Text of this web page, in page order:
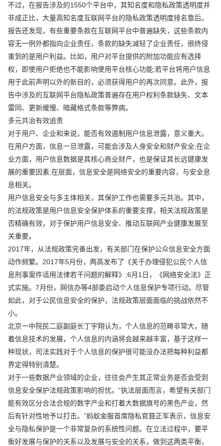
不过，在报告涉及的1550个平台中，其知名度和隐私政策透明度并
非成正比，大量高知名度互联网平台的隐私政策透明度排名靠后。
报告还发现，有些重要条款在互联网平台中普遍缺失，这些条款内
容无一例外都指向企业责任，条款的缺失减轻了企业责任，很终侵
害到的是用户利益。比如，用户对平台提供的附加功能应有选择
权，即使用户拒绝也不能影响使用平台核心功能;若平台将用户信息
用于此前声明以外的新目的，必须获得用户的再次同意。此外，报
告中涉及的互联网平台隐私政策普遍存在用户权利条款缺失、文本
雷同、更新缓慢、暗藏格式条款等弊病。
多元共治有效追责
对于用户、企业和来说，能否有效遏制用户信息泄露，意义重大。
在用户方面，信息一旦泄露，可能会涉及人身安全和财产安全;在企
业方面，用户信息数据是其核心商业财产，也是保证其长远健康发
展的重要因素;在层面，信息安全是网络安全的重要内容，与安全息
息相关。
用户信息安全与多主体相关，其保护工作也需要多元共治。其中，
的法规政策是用户信息安全保护体系的重要支撑，相关法规政策是
否精确有效，对于保护用户信息安全、推动互联网产业健康发展至
关重要。
2017年，从法规政策完善出发，有关部门在保护公众信息安全方面
动作频繁。2017年5月份，两高发布了《关于办理侵犯公民个人信
息刑事案件适用法律若干问题的解释》;6月1日，《网络安全法》正
式实施。7月份，网信办等4部委启动个人信息保护专项行动。尽管
如此，对于公民信息安全的保护，法规政策层面面临的挑战依然不
小。
北京一中院民二庭副庭长丁宇翔认为，个人信息的范畴非常大，随
着信息技术的发展，个人信息的内涵将会越来越丰富，基于这样一
种现状，司法实践对于个人信息的保护很可能没办法把每种利益都
界定得特别清楚。
对于一些数据产业领域的企业，往往会产生其正常业务是否会受到
信息安全保护法规政策影响的担忧。“执法层面而言，希望有关部门
能有效区分合法合规的数字产业和打着大数据旗号的黑色产业，然
后有针对性地予以打击。”蚂蚁金服首席隐私官聂正军表示，信息安
全与隐私保护是一个非常复杂的系统性问题。在立法过程中，要平
衡好发展与保护的关系以及发展与安全的关系，做到这两类平衡，